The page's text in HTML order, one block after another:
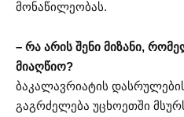
მონაწილეობას.
– რა არის შენი მიზანი,
მიაღწიო?
ბაკალავრიატის
გაგრძელება უცხოეთში